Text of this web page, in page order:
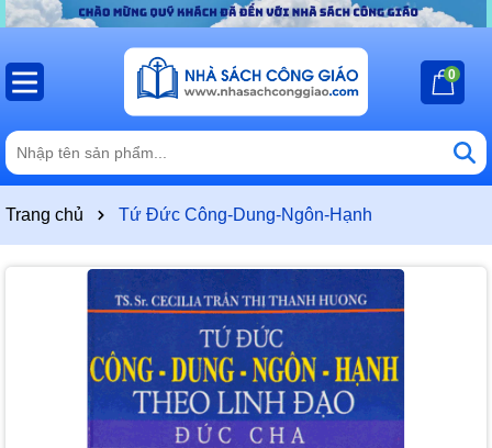
0
Trang chủ Tứ Đức Công-Dung-Ngôn-Hạnh